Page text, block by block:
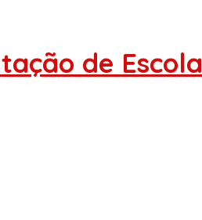
de Escola